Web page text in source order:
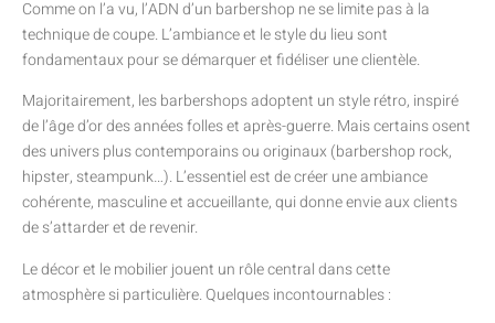
Comme on l’a vu, l’ADN d’un barbershop ne se limite pas à la
technique de coupe. L’ambiance et le style du lieu sont
fondamentaux pour se démarquer et fidéliser une clientèle.
Majoritairement, les barbershops adoptent un style rétro, inspiré
de l’âge d’or des années folles et après-guerre. Mais certains osent
des univers plus contemporains ou originaux (barbershop rock,
hipster, steampunk…). L’essentiel est de créer une ambiance
cohérente, masculine et accueillante, qui donne envie aux clients
de s’attarder et de revenir.
Le décor et le mobilier jouent un rôle central dans cette
atmosphère si particulière. Quelques incontournables :